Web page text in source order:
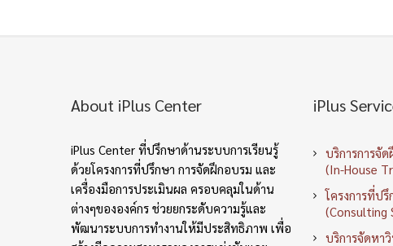
About iPlus Center
iPlus Center ที่ปรึกษาด้านระบบการเรียนรู้
ด้วยโครงการที่ปรึกษา การจัดฝึกอบรม และ
เครื่องมือการประเมินผล ครอบคลุมในด้าน
ต่างๆขององค์กร ช่วยยกระดับความรู้และ
พัฒนาระบบการทำงานให้มีประสิทธิภาพ เพื่อ
iPlus
บริการการจั
(In-House
โครงการที่ป
(Consulting
บริการจัดหา